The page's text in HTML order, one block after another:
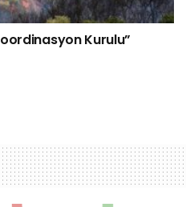
Kurulu”